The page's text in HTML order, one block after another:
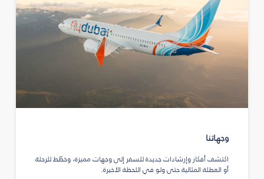
وجهاتنا
اكتشف أفكار وإرشادات جديدة للسفر إلى وجهات مميزة، وخطّط للرحلة
أو العطلة المثالية حتى ولو في اللحظة الأخيرة.